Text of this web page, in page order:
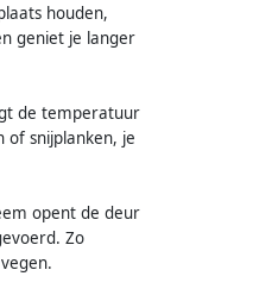
houden,
geniet je langer
de temperatuur
of snijplanken, je
opent de deur
Zo